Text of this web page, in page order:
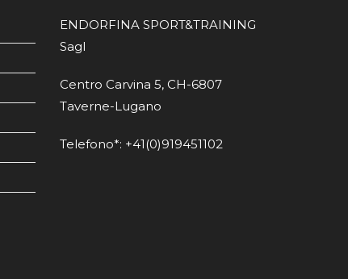
ENDORFINA SPORT&TRAINING
Sagl
Centro Carvina 5, CH-6807
Taverne-Lugano
Telefono*: +41(0)919451102